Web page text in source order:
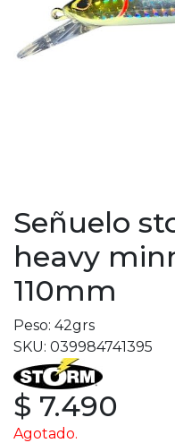
Señuelo
heavy
110mm
Peso: 42grs
SKU: 039984741395
$ 7.490
Agotado.